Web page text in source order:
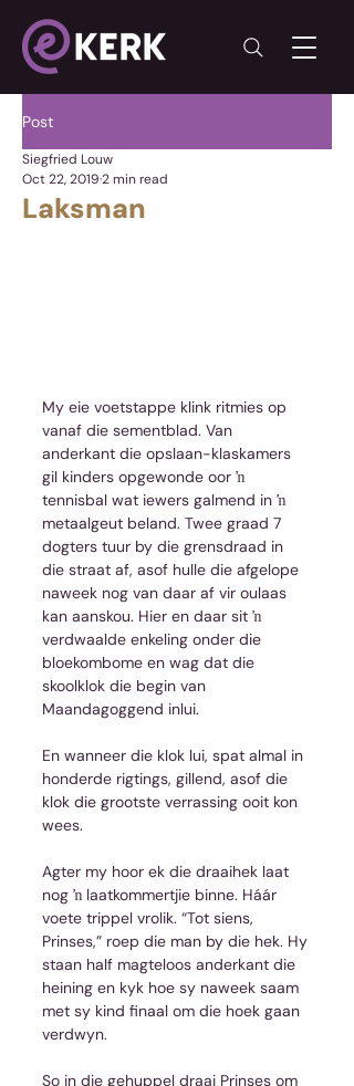
Post
Laksman
Siegfried Louw
Oct 22, 20192 min read
My eie voetstappe klink ritmies op
vanaf die sementblad. Van
anderkant die opslaan-klaskamers
gil kinders opgewonde oor ŉ
tennisbal wat iewers galmend in ŉ
metaalgeut beland. Twee graad 7
dogters tuur by die grensdraad in
die straat af, asof hulle die afgelope
naweek nog van daar af vir oulaas
kan aanskou. Hier en daar sit ŉ
verdwaalde enkeling onder die
bloekombome en wag dat die
skoolklok die begin van
Maandagoggend inlui.
En wanneer die klok lui, spat almal in
honderde rigtings, gillend, asof die
klok die grootste verrassing ooit kon
wees.
Agter my hoor ek die draaihek laat
nog ŉ laatkommertjie binne. Háár
voete trippel vrolik. “Tot siens,
Prinses,” roep die man by die hek. Hy
staan half magteloos anderkant die
heining en kyk hoe sy naweek saam
met sy kind finaal om die hoek gaan
verdwyn.
So in die gehuppel draai Prinses om